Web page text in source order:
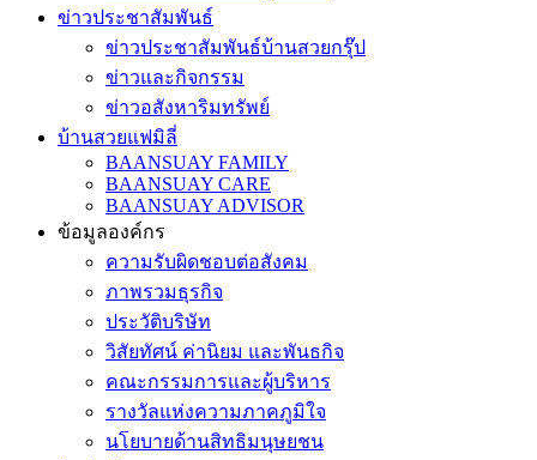
ข่าวประชาสัมพันธ์
ข่าวประชาสัมพันธ์บ้านสวยกรุ๊ป
ข่าวและกิจกรรม
ข่าวอสังหาริมทรัพย์
บ้านสวยแฟมิลี่
BAANSUAY FAMILY
BAANSUAY CARE
BAANSUAY ADVISOR
ข้อมูลองค์กร
ความรับผิดชอบต่อสังคม
ภาพรวมธุรกิจ
ประวัติบริษัท
วิสัยทัศน์ ค่านิยม และพันธกิจ
คณะกรรมการและผู้บริหาร
รางวัลแห่งความภาคภูมิใจ
นโยบายด้านสิทธิมนุษยชน